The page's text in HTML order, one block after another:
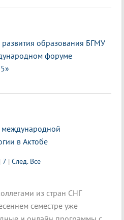
развития образования БГМУ
форуме
международной
в Актобе
7 | След. Все
из стран СНГ
семестре уже